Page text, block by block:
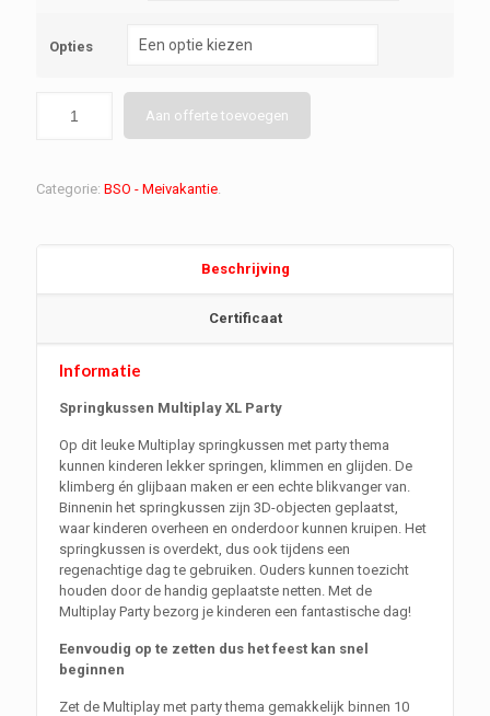
Opties
Aan offerte toevoegen
Categorie: BSO - Meivakantie.
Beschrijving
Certificaat
Informatie
Springkussen Multiplay XL Party
Op dit leuke Multiplay springkussen met party thema
kunnen kinderen lekker springen, klimmen en glijden. De
klimberg én glijbaan maken er een echte blikvanger van.
Binnenin het springkussen zijn 3D-objecten geplaatst,
waar kinderen overheen en onderdoor kunnen kruipen. Het
springkussen is overdekt, dus ook tijdens een
regenachtige dag te gebruiken. Ouders kunnen toezicht
houden door de handig geplaatste netten. Met de
Multiplay Party bezorg je kinderen een fantastische dag!
Eenvoudig op te zetten dus het feest kan snel
beginnen
Zet de Multiplay met party thema gemakkelijk binnen 10